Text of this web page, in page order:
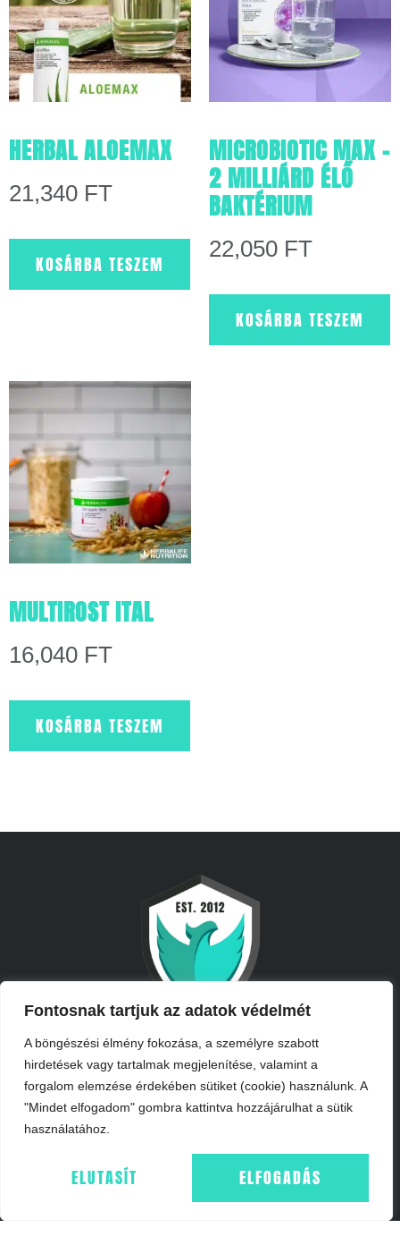
Fontosnak tartjuk az adatok védelmét
A böngészési élmény fokozása, a személyre szabott
hirdetések vagy tartalmak megjelenítése, valamint a
forgalom elemzése érdekében sütiket (cookie) használunk. A
"Mindet elfogadom" gombra kattintva hozzájárulhat a sütik
használatához.
ELUTASÍT ELFOGADÁS
HERBAL ALOEMAX
21,340 FT
KOSÁRBA TESZEM
MICROBIOTIC MAX –
2 MILLIÁRD ÉLŐ
BAKTÉRIUM
22,050 FT
KOSÁRBA TESZEM
MULTIROST ITAL
16,040 FT
KOSÁRBA TESZEM
INFORMÁCIÓK
IMPRESSZUM